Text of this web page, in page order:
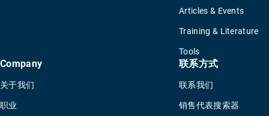
Articles & Events
Training & Literature
Tools
Company
关于我们
职业
联系方式
联系我们
销售代表搜索器